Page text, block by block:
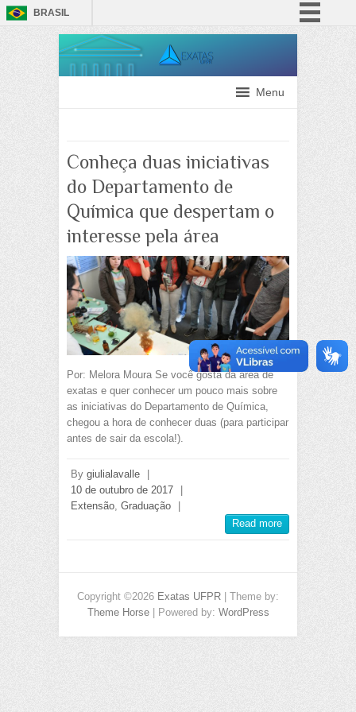
BRASIL
Participe
Canais
Menu
Conheça duas iniciativas
do Departamento de
Química que despertam o
interesse pela área
Por: Melora Moura Se você gosta da área de
exatas e quer conhecer um pouco mais sobre
as iniciativas do Departamento de Química,
chegou a hora de conhecer duas (para participar
antes de sair da escola!).
By giulialavalle
10 de outubro de 2017
Extensão Graduação
Read more
Copyright ©2026 Exatas UFPR | Theme by:
Theme Horse| Powered by: WordPress